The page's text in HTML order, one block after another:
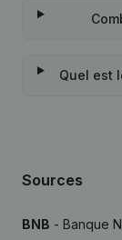
Quel est
Sources
BNB - Banque